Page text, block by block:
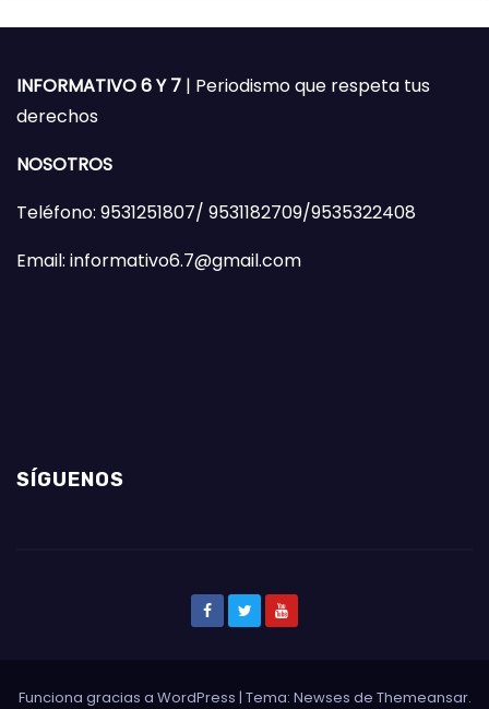
INFORMATIVO 6 Y 7 | Periodismo que respeta tus
derechos
NOSOTROS
Teléfono: 9531251807/ 9531182709/9535322408
Email: informativo6.7@gmail.com
SÍGUENOS
Funciona gracias a WordPress | Tema: Newses de Themeansar.